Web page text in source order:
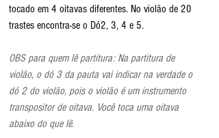
tocado em 4 oitavas diferentes. No violão de 20
trastes encontra-se o Dó2, 3, 4 e 5.
OBS para quem lê partitura: Na partitura de
violão, o dó 3 da pauta vai indicar na verdade o
dó 2 do violão, pois o violão é um instrumento
transpositor de oitava. Você toca uma oitava
abaixo do que lê.